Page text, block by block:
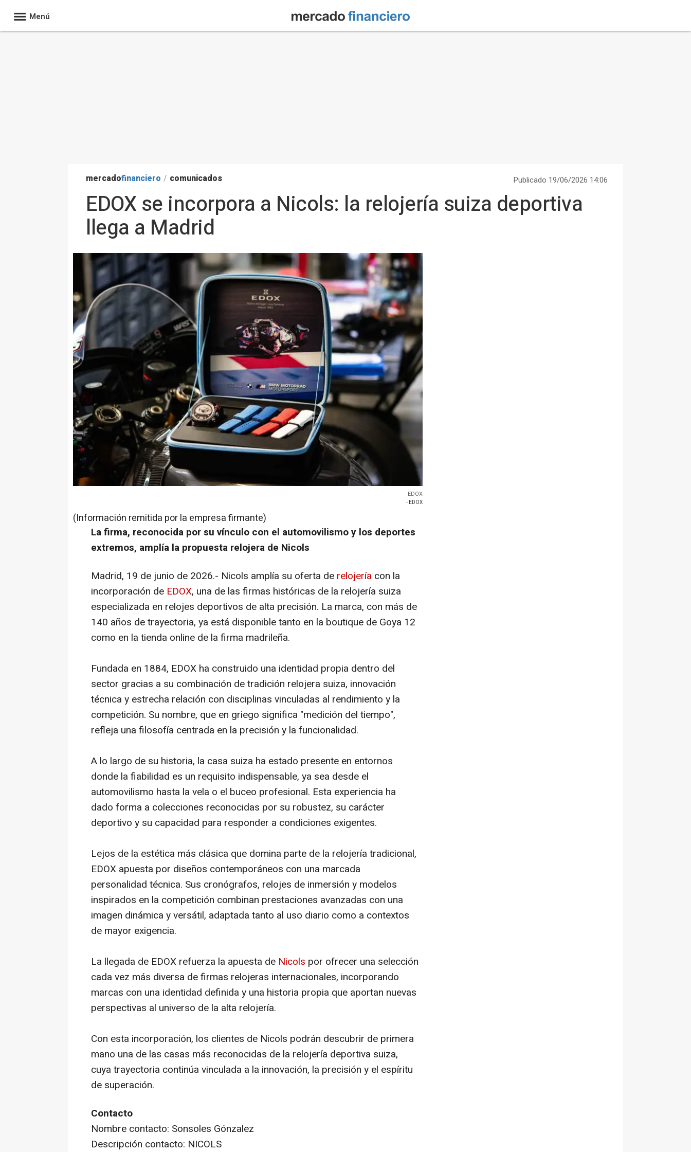
Menú
mercadofinanciero / comunicados Publicado 19/06/2026 14:06
EDOX se incorpora a Nicols: la relojería suiza deportiva
llega a Madrid
EDOX
- EDOX
(Información remitida por la empresa firmante)
La firma, reconocida por su vínculo con el automovilismo y los deportes
extremos, amplía la propuesta relojera de Nicols
Madrid, 19 de junio de 2026.- Nicols amplía su oferta de relojería con la
incorporación de EDOX, una de las firmas históricas de la relojería suiza
especializada en relojes deportivos de alta precisión. La marca, con más de
140 años de trayectoria, ya está disponible tanto en la boutique de Goya 12
como en la tienda online de la firma madrileña.
Fundada en 1884, EDOX ha construido una identidad propia dentro del
sector gracias a su combinación de tradición relojera suiza, innovación
técnica y estrecha relación con disciplinas vinculadas al rendimiento y la
competición. Su nombre, que en griego significa "medición del tiempo",
refleja una filosofía centrada en la precisión y la funcionalidad.
A lo largo de su historia, la casa suiza ha estado presente en entornos
donde la fiabilidad es un requisito indispensable, ya sea desde el
automovilismo hasta la vela o el buceo profesional. Esta experiencia ha
dado forma a colecciones reconocidas por su robustez, su carácter
deportivo y su capacidad para responder a condiciones exigentes.
Lejos de la estética más clásica que domina parte de la relojería tradicional,
EDOX apuesta por diseños contemporáneos con una marcada
personalidad técnica. Sus cronógrafos, relojes de inmersión y modelos
inspirados en la competición combinan prestaciones avanzadas con una
imagen dinámica y versátil, adaptada tanto al uso diario como a contextos
de mayor exigencia.
La llegada de EDOX refuerza la apuesta de Nicols por ofrecer una selección
cada vez más diversa de firmas relojeras internacionales, incorporando
marcas con una identidad definida y una historia propia que aportan nuevas
perspectivas al universo de la alta relojería.
Con esta incorporación, los clientes de Nicols podrán descubrir de primera
mano una de las casas más reconocidas de la relojería deportiva suiza,
cuya trayectoria continúa vinculada a la innovación, la precisión y el espíritu
de superación.
Contacto
Nombre contacto: Sonsoles Gónzalez
Descripción contacto: NICOLS